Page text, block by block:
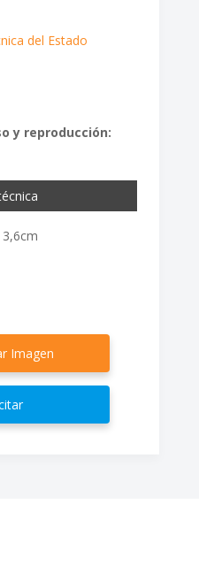
del Estado
y reproducción:
Imagen